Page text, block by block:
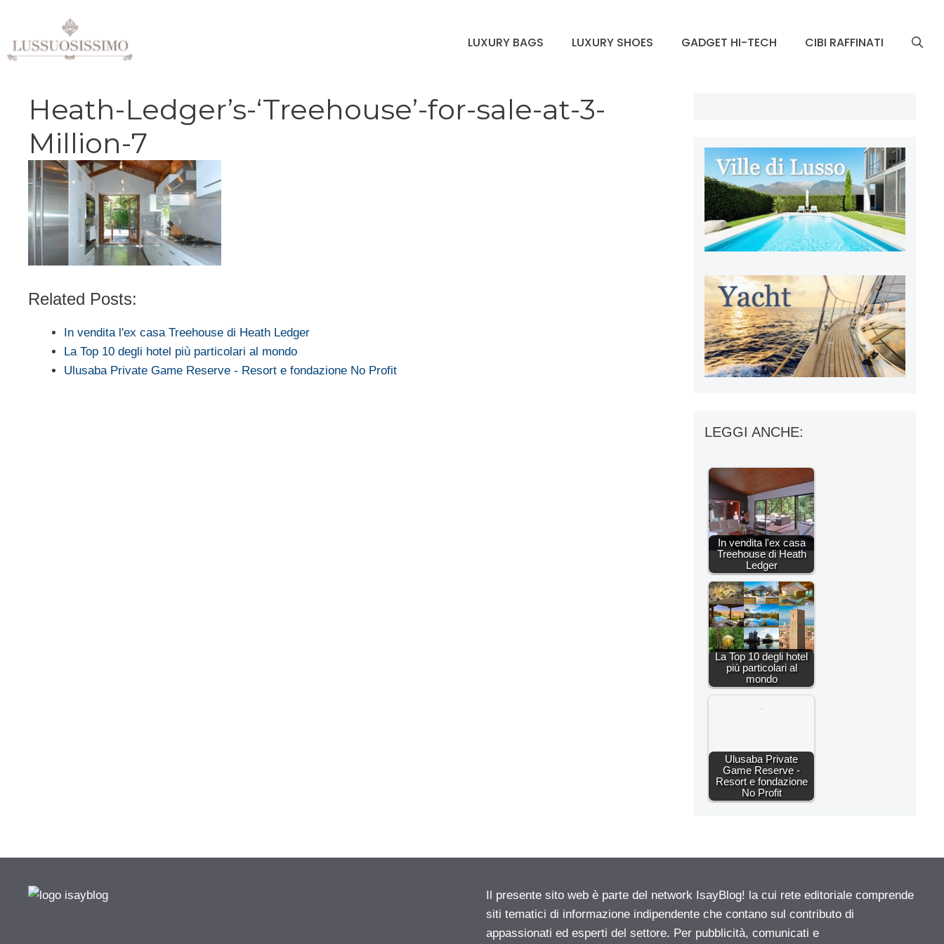
contenuto
LUXURY BAGS LUXURY SHOES GADGET HI-TECH CIBI RAFFINATI
Heath-Ledger’s-‘Treehouse’-for-sale-at-3-
Million-7
Related Posts:
In vendita l'ex casa Treehouse di Heath Ledger
La Top 10 degli hotel più particolari al mondo
Ulusaba Private Game Reserve - Resort e fondazione No Profit
LEGGI ANCHE:
In vendita l'ex casa
Treehouse di Heath
Ledger
La Top 10 degli hotel
più particolari al
mondo
Ulusaba Private
Game Reserve -
Resort e fondazione
No Profit
Il presente sito web è parte del network IsayBlog! la cui rete editoriale comprende
siti tematici di informazione indipendente che contano sul contributo di
appassionati ed esperti del settore. Per pubblicità, comunicati e